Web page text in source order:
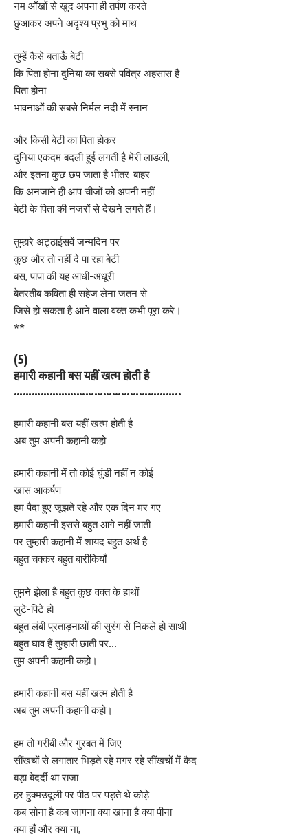
नम आँखों से खुद अपना ही तर्पण करते
छुआकर अपने अदृश्य प्रभु को माथ
तुम्हें कैसे बताऊँ बेटी
कि पिता होना दुनिया का सबसे पवित्र अहसास है
पिता होना
भावनाओं की सबसे निर्मल नदी में स्नान
और किसी बेटी का पिता होकर
दुनिया एकदम बदली हुई लगती है मेरी लाडली,
और इतना कुछ छप जाता है भीतर-बाहर
कि अनजाने ही आप चीजों को अपनी नहीं
बेटी के पिता की नजरों से देखने लगते हैं।
तुम्हारे अट्ठाईसवें जन्मदिन पर
कुछ और तो नहीं दे पा रहा बेटी
बस, पापा की यह आधी-अधूरी
बेतरतीब कविता ही सहेज लेना जतन से
जिसे हो सकता है आने वाला वक्त कभी पूरा करे।
**
(5)
हमारी कहानी बस यहीं खत्म होती है
………………………………………………..
हमारी कहानी बस यहीं खत्म होती है
अब तुम अपनी कहानी कहो
हमारी कहानी में तो कोई घुंडी नहीं न कोई
खास आकर्षण
हम पैदा हुए जूझते रहे और एक दिन मर गए
हमारी कहानी इससे बहुत आगे नहीं जाती
पर तुम्हारी कहानी में शायद बहुत अर्थ है
बहुत चक्कर बहुत बारीकियाँ
तुमने झेला है बहुत कुछ वक्त के हाथों
लुटे-पिटे हो
बहुत लंबी प्रताड़नाओं की सुरंग से निकले हो साथी
बहुत घाव हैं तुम्हारी छाती पर…
तुम अपनी कहानी कहो।
हमारी कहानी बस यहीं खत्म होती है
अब तुम अपनी कहानी कहो।
हम तो गरीबी और गुरबत में जिए
सींखचों से लगातार भिड़ते रहे मगर रहे सींखचों में कैद
बड़ा बेदर्दी था राजा
हर हुक्मउदूली पर पीठ पर पड़ते थे कोड़े
कब सोना है कब जागना क्या खाना है क्या पीना
क्या हाँ और क्या ना,